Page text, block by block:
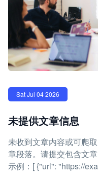
Sat Jul 04 2026
未提供文章信息
未收到文章内容或可爬
章段落。请提交包含文
示例：[ {"url": "https://